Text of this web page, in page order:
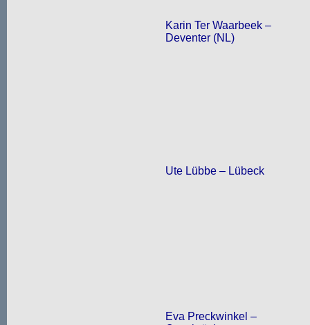
Karin Ter Waarbeek –
Deventer (NL)
Ute Lübbe – Lübeck
Eva Preckwinkel –